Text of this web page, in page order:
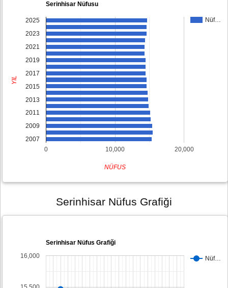
Serinhisar Nüfusu
Nüf…
0 10,000 20,000
2025
2023
2021
2019
2017
2015
2013
2011
2009
2007
NÜFUS
YIL
Serinhisar Nüfus Grafiği
Serinhisar Nüfus Grafiği
Nüf…
16,000